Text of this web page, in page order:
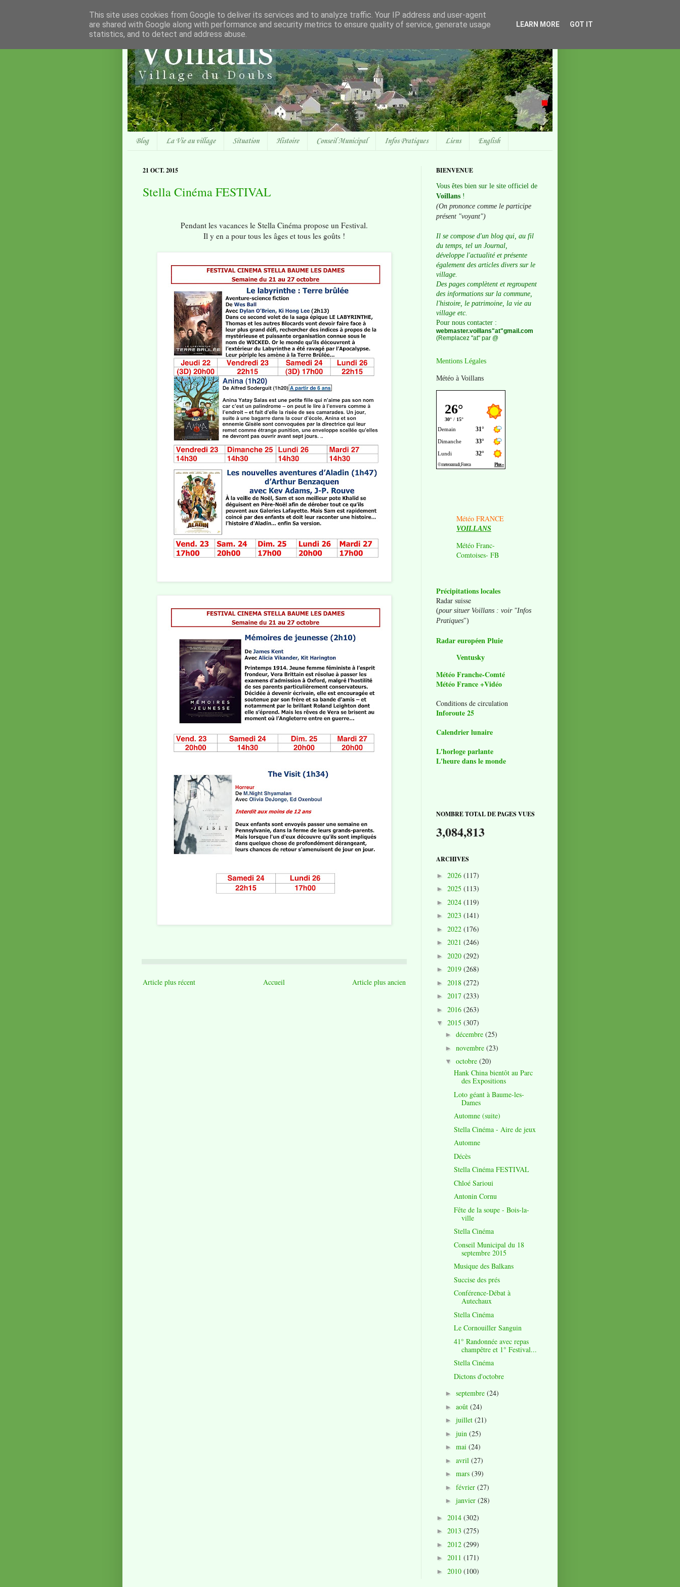
Blog La Vie au village Situation Histoire Conseil Municipal Infos Pratiques Liens English
21 OCT. 2015
Stella Cinéma FESTIVAL
Pendant les vacances le Stella Cinéma propose un Festival.
Il y en a pour tous les âges et tous les goûts !
Article plus récent Article plus ancien
Accueil
BIENVENUE
Vous êtes bien sur le site officiel de
Voillans !
(On prononce comme le participe
présent "voyant")
Il se compose d'un blog qui, au fil
du temps, tel un Journal,
développe l'actualité et présente
également des articles divers sur le
village.
Des pages complètent et regroupent
des informations sur la commune,
l'histoire, le patrimoine, la vie au
village etc.
Pour nous contacter :
webmaster.voillans"at"gmail.com
(Remplacez "at" par @
Mentions Légales
Météo à Voillans
Météo FRANCE
VOILLANS
Météo Franc-
Comtoises- FB
Précipitations locales
Radar suisse
(pour situer Voillans : voir "Infos
Pratiques")
Radar européen Pluie
Ventusky
Météo Franche-Comté
Météo France +Vidéo
Conditions de circulation
Inforoute 25
Calendrier lunaire
L'horloge parlante
L'heure dans le monde
NOMBRE TOTAL DE PAGES VUES
3,084,813
ARCHIVES
► 2026 (117)
► 2025 (113)
► 2024 (119)
► 2023 (141)
► 2022 (176)
► 2021 (246)
► 2020 (292)
► 2019 (268)
► 2018 (272)
► 2017 (233)
► 2016 (263)
▼ 2015 (307)
► décembre (25)
► novembre (23)
▼ octobre (20)
Hank China bientôt au Parc
des Expositions
Loto géant à Baume-les-
Dames
Automne (suite)
Stella Cinéma - Aire de jeux
Automne
Décès
Stella Cinéma FESTIVAL
Chloé Sarioui
Antonin Cornu
Fête de la soupe - Bois-la-
ville
Stella Cinéma
Conseil Municipal du 18
septembre 2015
Musique des Balkans
Succise des prés
Conférence-Débat à
Autechaux
Stella Cinéma
Le Cornouiller Sanguin
41° Randonnée avec repas
champêtre et 1° Festival...
Stella Cinéma
Dictons d'octobre
► septembre (24)
► août (24)
► juillet (21)
► juin (25)
► mai (24)
► avril (27)
► mars (39)
► février (27)
► janvier (28)
► 2014 (302)
► 2013 (275)
► 2012 (299)
► 2011 (171)
► 2010 (100)
This site uses cookies from Google to deliver its services and to analyze traffic. Your IP address and user-agent
are shared with Google along with performance and security metrics to ensure quality of service, generate usage
statistics, and to detect and address abuse.
LEARN MORE GOT IT